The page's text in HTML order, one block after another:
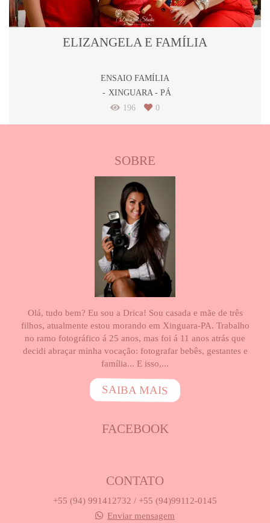
ELIZANGELA E FAMÍLIA
ENSAIO FAMÍLIA
XINGUARA - PÁ
196
0
SOBRE
Olá, tudo bem? Eu sou a Drica! Sou casada e mãe de três
filhos, atualmente estou morando em Xinguara-PA. Trabalho
no ramo fotográfico á 25 anos, mas foi á 11 anos atrás que
decidi abraçar minha vocação: fotografar bebês, gestantes e
família... E isso,...
SAIBA MAIS
FACEBOOK
CONTATO
+55 (94) 991412732 / +55 (94)99112-0145
Enviar mensagem